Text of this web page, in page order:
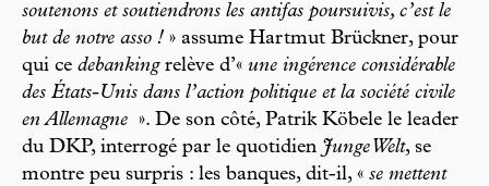
soutenons et soutiendrons les antifas poursuivis, c’est le
but de notre asso ! » assume Hartmut Brückner, pour
qui ce debankingrelève d’« une ingérence considérable
des États-Unis dans l’action politique et la société civile
en Allemagne ». De son côté, Patrik Köbele le leader
du DKP, interrogé par le quotidien Junge Welt, se
montre peu surpris : les banques, dit-il, « se mettent